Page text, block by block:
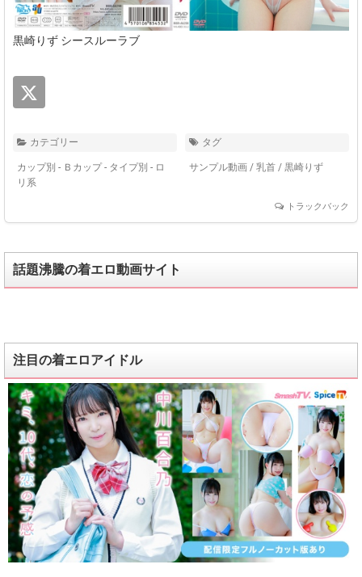
黒崎りず シースルーラブ
カテゴリー
カップ別 - Ｂカップ- タイプ別 - ロ
リ系
タグ
サンプル動画 / 乳首 / 黒崎りず
トラックバック
話題沸騰の着エロ動画サイト
注目の着エロアイドル